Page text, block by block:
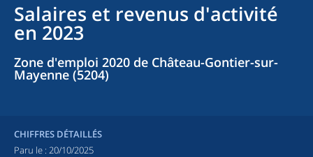
Salaires et revenus d'activité
en 2023
Zone d'emploi 2020 de Château-Gontier-sur-
Mayenne (5204)
CHIFFRES DÉTAILLÉS
Paru le : 20/10/2025